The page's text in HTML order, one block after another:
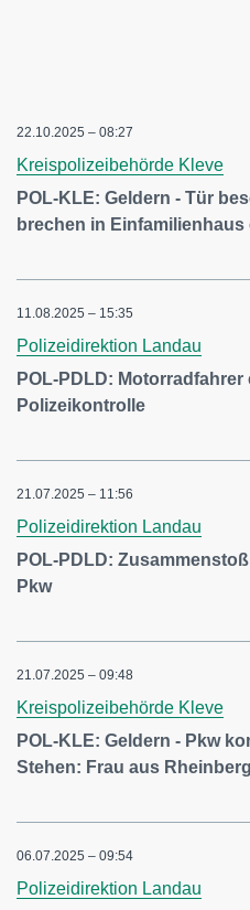
22.10.2025 – 08:27
Kreispolizeibehörde Kleve
POL-KLE: Geldern - Tür
brechen in Einfamilienhaus
11.08.2025 – 15:35
Polizeidirektion Landau
POL-PDLD:
Polizeikontrolle
21.07.2025 – 11:56
Polizeidirektion Landau
POL-PDLD:
Pkw
21.07.2025 – 09:48
Kreispolizeibehörde Kleve
POL-KLE: Geldern - Pkw
Stehen: Frau aus
06.07.2025 – 09:54
Polizeidirektion Landau